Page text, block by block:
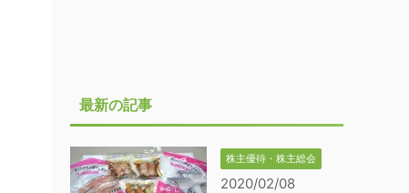
最新の記事
株主優待・株主総会
2020/02/08